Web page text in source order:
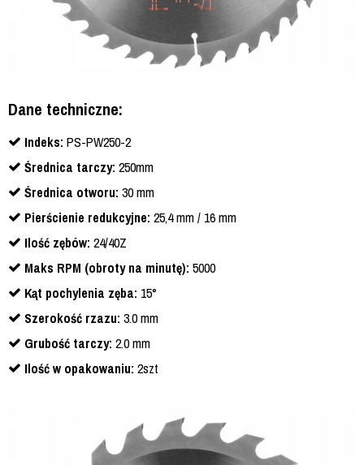
Dane techniczne:
Indeks: PS-PW250-2
Średnica tarczy: 250mm
Średnica otworu: 30 mm
Pierścienie redukcyjne: 25,4 mm / 16 mm
Ilość zębów: 24/40Z
Maks RPM (obroty na minutę): 5000
Kąt pochylenia zęba: 15°
Szerokość rzazu: 3.0 mm
Grubość tarczy: 2.0 mm
Ilość w opakowaniu: 2szt